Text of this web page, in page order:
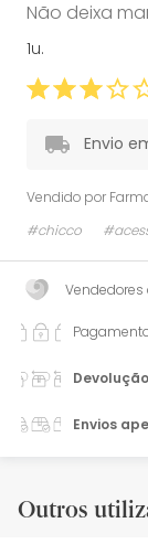
Não deixa
1u.
Envio
Vendido por
#chicco
Envios
Outros